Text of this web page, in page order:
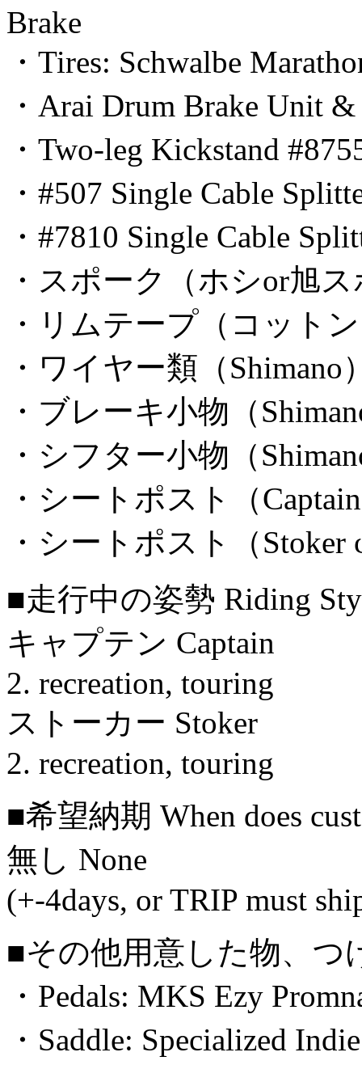
Brake
・Tires: Schwalbe
・Arai Drum Brake Unit
・Two-leg Kickstand
・#507 Single Cable
・#7810 Single Cable
・スポーク（ホシor旭
・リムテープ（コット
・ワイヤー類（Shimano
・ブレーキ小物（
・シフター小物（
・シートポスト（
・シートポスト（Stoker
■走行中の姿勢 Riding
キャプテン Captain
2. recreation, touring
ストーカー Stoker
2. recreation, touring
■希望納期 When does
無し None
(+-4days, or TRIP must
■その他用意した物、つ
・Pedals: MKS Ezy
・Saddle: Specialized